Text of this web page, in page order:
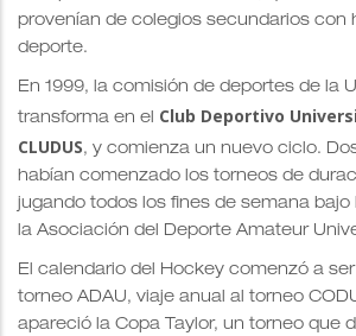
provenían de colegios secundarios con
deporte.
En 1999, la comisión de deportes de la
transforma en el Club Deportivo
CLUDUS, y comienza un nuevo ciclo.
habían comenzado los torneos de
jugando todos los fines de semana
la Asociación del Deporte Amateur
El calendario del Hockey comenzó a
torneo ADAU, viaje anual al torneo
apareció la Copa Taylor, un torneo que